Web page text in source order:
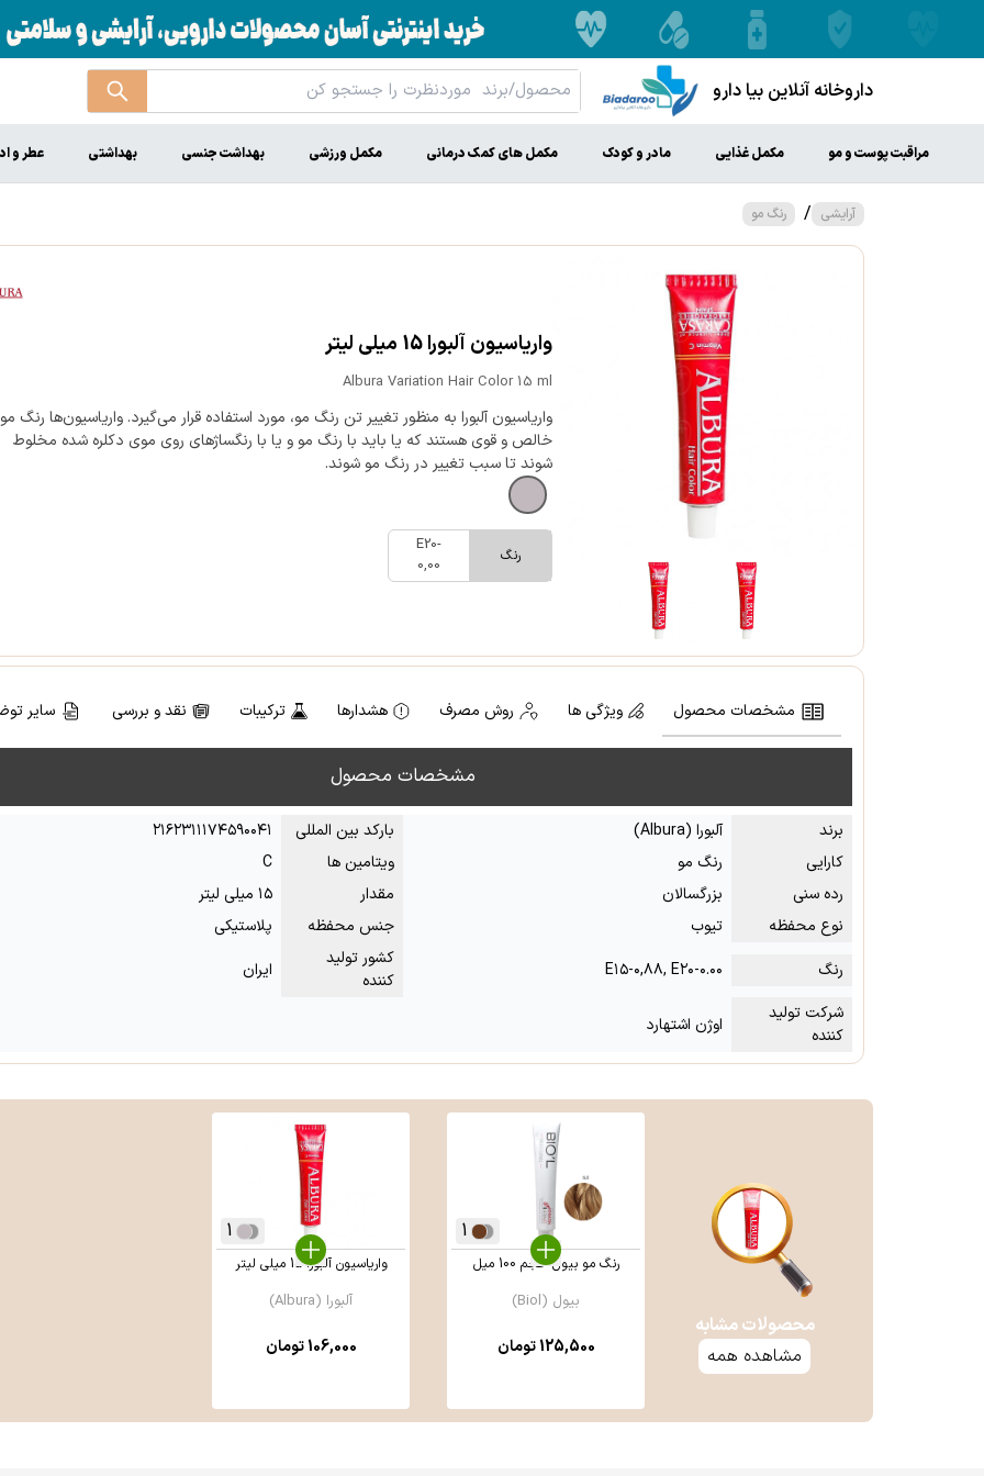
داروخانه آنلاین بیا دارو
مراقبت پوست و مو مکمل غذایی مادر و کودک مکمل های کمک درمانی مکمل ورزشی بهداشت جنسی بهداشتی عطر و
آرایشی / رنگ مو
واریاسیون آلبورا 15 میلی لیتر
Albura Variation Hair Color 15 ml
واریاسیون آلبورا به منظور تغییر تن رنگ مو، مورد استفاده قرار می‌گیرد. واریاسیون‌ها رنگ
خالص و قوی هستند که یا باید با رنگ مو و یا با رنگساژهای روی موی دکلره شده مخلوط
شوند تا سبب تغییر در رنگ مو شوند.
رنگ
E20-
0,00
مشخصات محصول ویژگی ها روش مصرف هشدارها ترکیبات نقد و بررسی سایر
مشخصات محصول
برند آلبورا (Albura) بارکد بین المللی
۲۱۶۲۳۱۱۱۷۴۵۹۰۰۴۱
کارایی
رنگ مو ویتامین ها
C
رده سنی
بزرگسالان مقدار
۱۵ میلی لیتر
نوع محفظه
تیوب جنس محفظه
پلاستیکی
رنگ
E۱۵-۰,۸۸, E۲۰-۰.۰۰
کشور تولید
کننده
ایران
شرکت تولید
کننده
اوژن اشتهارد
محصولات مشابه
مشاهده همه
1
رنگ مو بیول حجم 100 میل
بیول (Biol)
125,500تومان
1
واریاسیون آلبورا 15 میلی لیتر
آلبورا (Albura)
106,000تومان